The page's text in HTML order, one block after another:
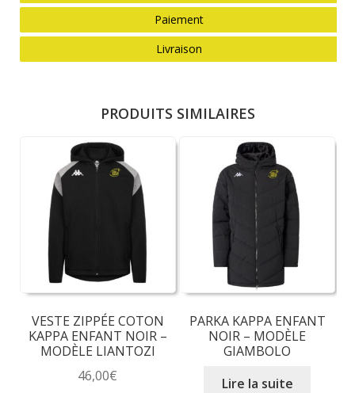
Paiement
Livraison
PRODUITS SIMILAIRES
VESTE ZIPPÉE COTON
KAPPA ENFANT NOIR –
MODÈLE LIANTOZI
46,00€
PARKA KAPPA ENFANT
NOIR – MODÈLE
GIAMBOLO
Lire la suite